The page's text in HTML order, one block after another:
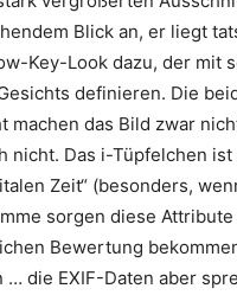
Blick an, er liegt
Key-Look dazu, der mit
definieren. Die
machen das Bild zwar
nicht. Das i-Tüpfelchen
Zeit“ (besonders,
sorgen diese
Bewertung
die EXIF-Daten aber